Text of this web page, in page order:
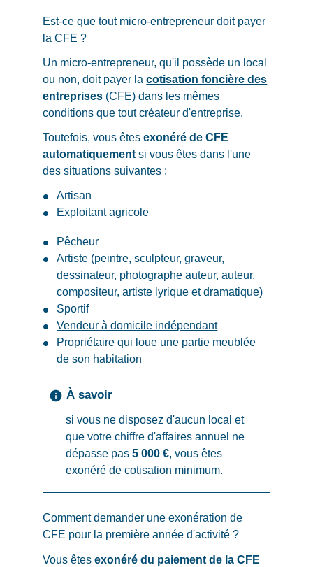
Est-ce que tout micro-entrepreneur doit payer
la CFE ?
Un micro-entrepreneur, qu'il possède un local
ou non, doit payer lacotisation foncière des
entreprises (CFE) dans les mêmes
conditions que tout créateur d'entreprise.
Toutefois, vous êtesexonéré de CFE
automatiquement si vous êtes dans l'une
des situations suivantes :
Artisan
Exploitant agricole
Pêcheur
Artiste (peintre, sculpteur, graveur,
dessinateur, photographe auteur, auteur,
compositeur, artiste lyrique et dramatique)
Sportif
Vendeur à domicile indépendant
Propriétaire qui loue une partie meublée
de son habitation
info À savoir
si vous ne disposez d'aucun local et
que votre chiffre d'affaires annuel ne
dépasse pas5 000 €, vous êtes
exonéré de cotisation minimum.
Comment demander une exonération de
CFE pour la première année d'activité ?
Vous êtesexonéré du paiement de la CFE